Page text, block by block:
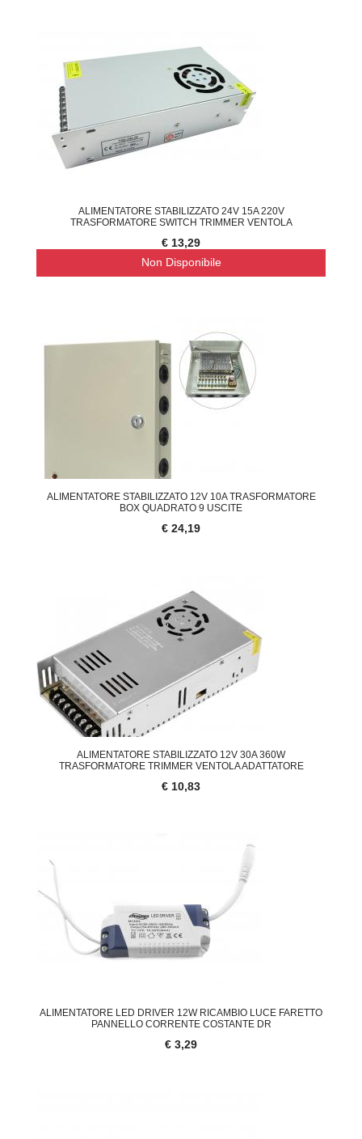
ALIMENTATORE STABILIZZATO 24V 15A 220V
TRASFORMATORE SWITCH TRIMMER VENTOLA
€ 13,29
Non Disponibile
ALIMENTATORE STABILIZZATO 12V 10A TRASFORMATORE
BOX QUADRATO 9 USCITE
€ 24,19
ALIMENTATORE STABILIZZATO 12V 30A 360W
TRASFORMATORE TRIMMER VENTOLA ADATTATORE
€ 10,83
ALIMENTATORE LED DRIVER 12W RICAMBIO LUCE FARETTO
PANNELLO CORRENTE COSTANTE DR
€ 3,29